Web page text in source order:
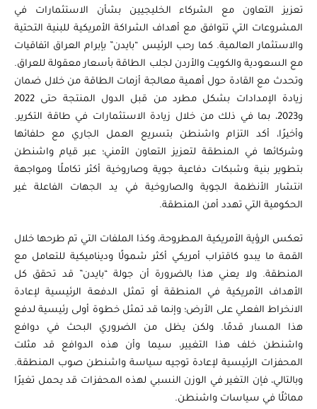
تعزيز التعاون مع الشركاء الخليجيين بشأن الاستثمارات في
المشروعات التي تتوافق مع أهداف الشراكة الأمريكية للبنية التحتية
والاستثمار العالمية. كما رحب الرئيس “بايدن” بإبرام العراق اتفاقيات
مع السعودية والكويت والأردن لجلب الطاقة بأسعار معقولة للعراق.
وتحدث مع القادة حول أهمية معالجة أزمات الطاقة من خلال ضمان
زيادة الإمدادات بشكل مطرد من قبل الدول المنتجة حتى 2022
و2023، بما في ذلك من خلال زيادة الاستثمارات في طاقة التكرير.
وأخيرًا، أكد التزام واشنطن بتسريع العمل الجاري مع حلفائها
وشركائها في المنطقة لتعزيز التعاون الأمني؛ عبر قيام واشنطن
بتطوير بنية وشبكات دفاعية جوية وصاروخية أكثر تكاملًا ومواجهة
انتشار الأنظمة الجوية والصاروخية في يد الجهات الفاعلة غير
الحكومية التي تهدد أمن المنطقة.
تعكس الرؤية الأمريكية المطروحة، وكذا الملفات التي تم طرحها خلال
القمة ما يبدو كاقتراب أمريكي أكثر شمولًا وديناميكية للتعامل مع
المنطقة. ولا يعني هذا بالضرورة أن جولة “بايدن” قد تحقق كل
الأهداف الأمريكية في المنطقة أو تمثل الدفعة الرئيسية لإعادة
الانخراط الفعلي على الأرض؛ وإنما قد تمثل خطوة أولى رئيسية لدفع
هذا المسار قدمًا. ولكن يظل من الضروري البحث في دوافع
واشنطن خلف هذا التغيير، سيما وأن هذه الدوافع قد مثلت
المحفزات الرئيسية لإعادة توجيه سياسة واشنطن صوب المنطقة.
وبالتالي، فإن التغير في الوزن النسبي لهذه المحفزات قد يحمل تغيرًا
مماثلًا في سياسات واشنطن.